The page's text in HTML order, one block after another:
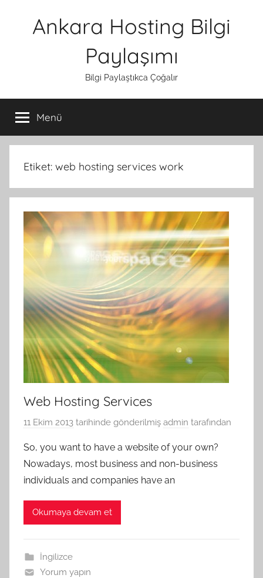
Ankara Hosting Bilgi
Paylaşımı
Bilgi Paylaştıkca Çoğalır
Menü
Etiket: web hosting services work
Web Hosting Services
11 Ekim 2013 tarihinde gönderilmiş admin tarafından
So, you want to have a website of your own?
Nowadays, most business and non-business
individuals and companies have an
Okumaya devam et
İngilizce
Yorum yapın